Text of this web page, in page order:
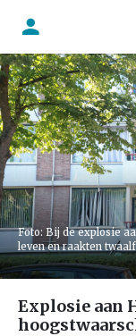
Foto: Bij de explosie
leven en raakten
Explosie aan